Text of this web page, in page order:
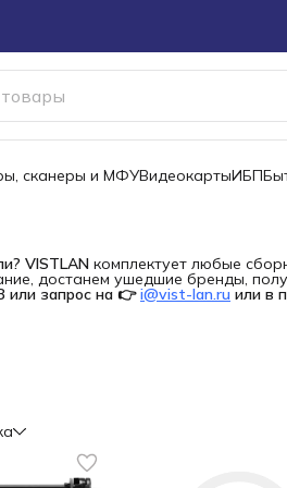
сканеры и МФУВидеокартыИБП
VISTLAN комплектует любые
достанем ушедшие бренды,
или запрос на 👉 i@vist-lan.ru или в